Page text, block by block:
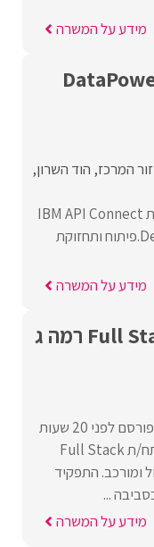
מידע על המשרה
המרכז הוד השרון
לחברה מובילה דרוש/ה מפתח/ת תשתיות IBM API Connect
/ DataPower להצטרפות לצוות DevOps.פיתוח ותחזוקת
מידע על המשרה
מפתח/ת Full Stack .NET רמה ג
פורסם לפני 20 שעות
למשרד ממשלתי בירושלים דרוש/ה מפתח/ת Full Stack
ומורכב. התפקיד
...
מידע על המשרה